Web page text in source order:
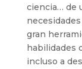
ciencia… de
gran
habilidades
incluso a